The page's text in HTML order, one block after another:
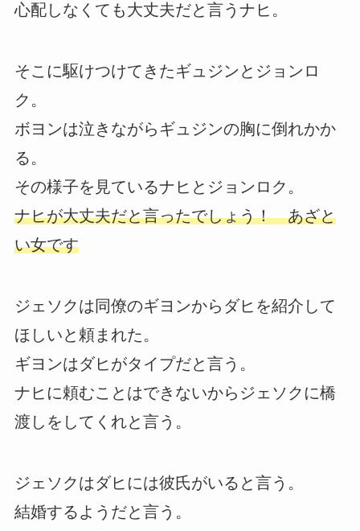
心配しなくても大丈夫だと言うナヒ。
そこに駆けつけてきたギュジンとジョンロ
ク。
ボヨンは泣きながらギュジンの胸に倒れかか
る。
その様子を見ているナヒとジョンロク。
ナヒが大丈夫だと言ったでしょう！ あざと
い女です
ジェソクは同僚のギヨンからダヒを紹介して
ほしいと頼まれた。
ギヨンはダヒがタイプだと言う。
ナヒに頼むことはできないからジェソクに橋
渡しをしてくれと言う。
ジェソクはダヒには彼氏がいると言う。
結婚するようだと言う。